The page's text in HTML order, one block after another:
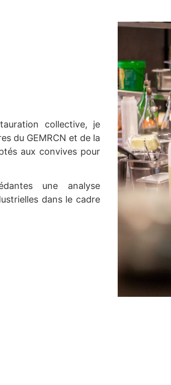
collective, je
du GEMRCN et de la
aux convives pour
une analyse
dans le cadre